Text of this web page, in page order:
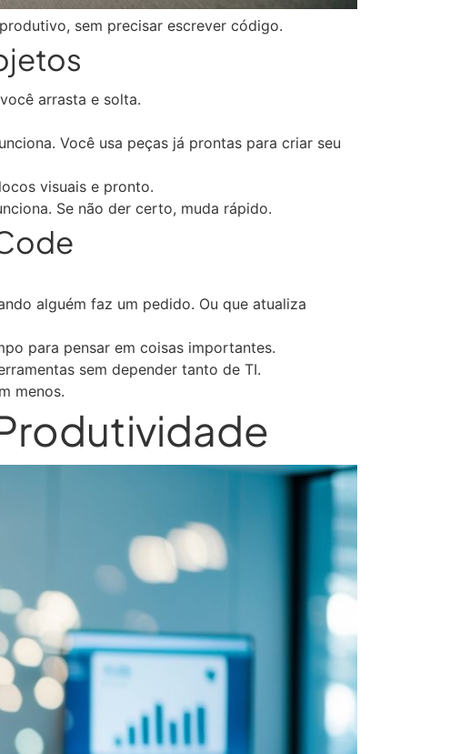
sem precisar escrever código.
arrasta e solta.
Você usa peças já prontas para criar seu
visuais e pronto.
Se não der certo, muda rápido.
alguém faz um pedido. Ou que atualiza
para pensar em coisas importantes.
sem depender tanto de TI.
menos.